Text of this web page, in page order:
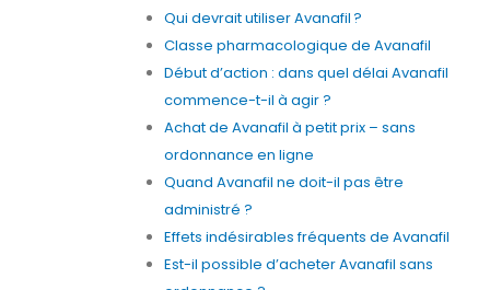
Qui devrait utiliser Avanafil ?
Classe pharmacologique de Avanafil
Début d’action : dans quel délai Avanafil
commence-t-il à agir ?
Achat de Avanafil à petit prix – sans
ordonnance en ligne
Quand Avanafil ne doit-il pas être
administré ?
Effets indésirables fréquents de Avanafil
Est-il possible d’acheter Avanafil sans